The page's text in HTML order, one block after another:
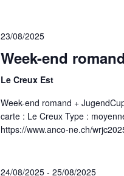
23/08/2025
Week-end
Le Creux Est
Week-end romand +
carte : Le Creux Type :
https://www.anco-ne.ch/
24/08/2025- 25/08/2025